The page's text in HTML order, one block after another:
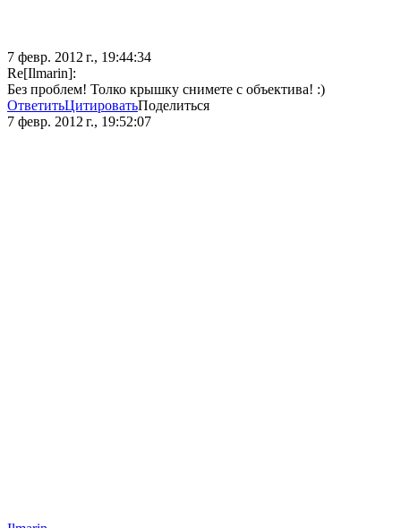
7 февр. 2012 г., 19:44:34
Re[Ilmarin]:
Без проблем! Толко крышку снимете с объектива! :)
ОтветитьЦитироватьПоделиться
7 февр. 2012 г., 19:52:07